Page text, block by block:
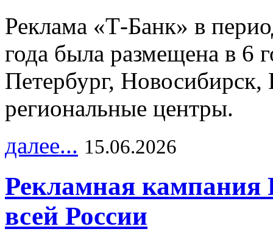
Реклама «Т-Банк» в
года была размещена в 6
Петербург,
региональные центры.
далее... 15.06.2026
Рекламная
всей России